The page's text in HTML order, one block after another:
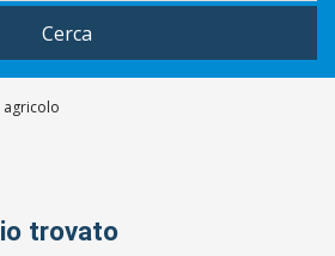
Cerca
trovato